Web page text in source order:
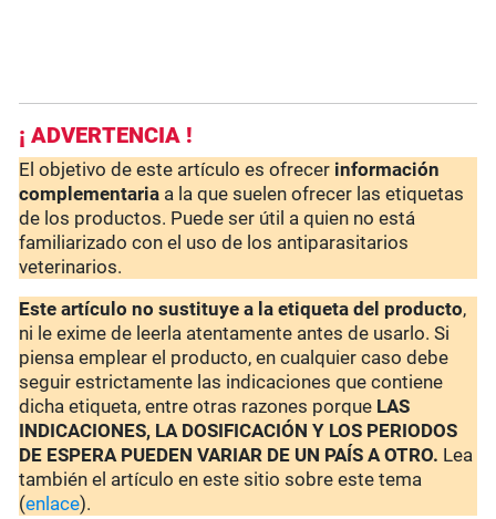
¡ ADVERTENCIA !
El objetivo de este artículo es ofrecer información
complementaria a la que suelen ofrecer las etiquetas
de los productos. Puede ser útil a quien no está
familiarizado con el uso de los antiparasitarios
veterinarios.
Este artículo no sustituye a la etiqueta del producto,
ni le exime de leerla atentamente antes de usarlo. Si
piensa emplear el producto, en cualquier caso debe
seguir estrictamente las indicaciones que contiene
dicha etiqueta, entre otras razones porque LAS
INDICACIONES, LA DOSIFICACIÓN Y LOS PERIODOS
DE ESPERA PUEDEN VARIAR DE UN PAÍS A OTRO. Lea
también el artículo en este sitio sobre este tema
(enlace).